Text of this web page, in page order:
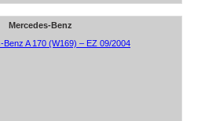
Mercedes-Benz